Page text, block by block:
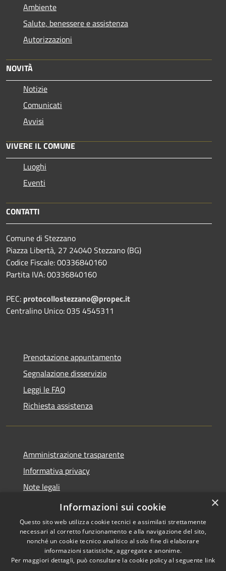
Ambiente
Salute, benessere e assistenza
Autorizzazioni
NOVITÀ
Notizie
Comunicati
Avvisi
VIVERE IL COMUNE
Luoghi
Eventi
CONTATTI
Comune di Stezzano
Piazza Libertà, 27 24040 Stezzano (BG)
Codice Fiscale: 00336840160
Partita IVA: 00336840160
PEC: protocollostezzano@propec.it
Centralino Unico: 035 4545311
Prenotazione appuntamento
Segnalazione disservizio
Leggi le FAQ
Richiesta assistenza
Amministrazione trasparente
Informativa privacy
Note legali
Dichiarazione di accessibilità
Accessibilità
Copyright © 2026 • Comune di
Stezzano • Powered by
×
Informazioni sui cookie
Questo sito web utilizza cookie tecnici e assimilati strettamente
necessari al corretto funzionamento e alla navigazione del sito,
nonché un cookie tecnico analitico al solo fine di elaborare
informazioni statistiche, aggregate e anonime.
Per maggiori dettagli, può consultare la cookie policy al seguente link